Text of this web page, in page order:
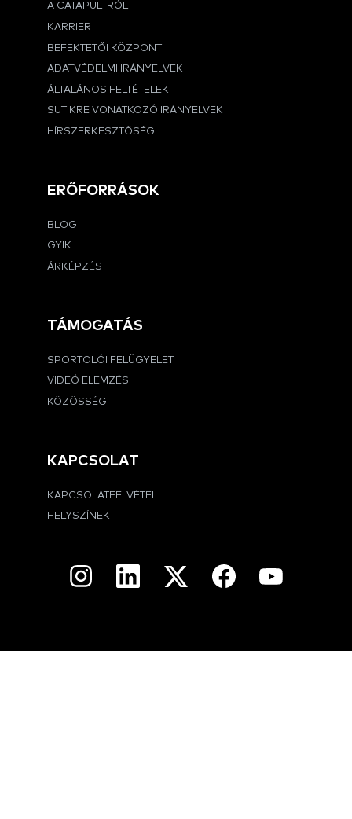
A CATAPULTRÓL
KARRIER
BEFEKTETŐI KÖZPONT
ADATVÉDELMI IRÁNYELVEK
ÁLTALÁNOS FELTÉTELEK
SÜTIKRE VONATKOZÓ IRÁNYELVEK
HÍRSZERKESZTŐSÉG
ERŐFORRÁSOK
BLOG
GYIK
ÁRKÉPZÉS
TÁMOGATÁS
SPORTOLÓI FELÜGYELET
VIDEÓ ELEMZÉS
KÖZÖSSÉG
KAPCSOLAT
KAPCSOLATFELVÉTEL
HELYSZÍNEK